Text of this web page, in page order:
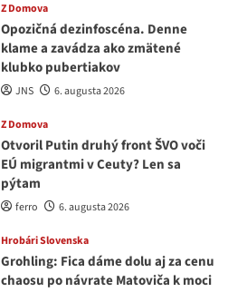
Z Domova
Opozičná dezinfoscéna. Denne
klame a zavádza ako zmätené
klubko pubertiakov
JNS 6. augusta 2026
Z Domova
Otvoril Putin druhý front ŠVO voči
EÚ migrantmi v Ceuty? Len sa
pýtam
ferro 6. augusta 2026
Hrobári Slovenska
Grohling: Fica dáme dolu aj za cenu
chaosu po návrate Matoviča k moci